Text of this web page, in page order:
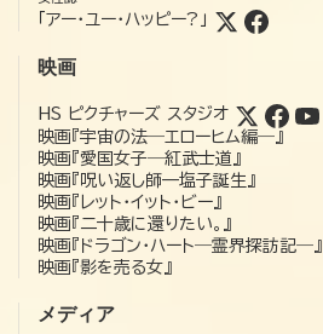
「アー・ユー・ハッピー?」
映画
HS ピクチャーズ スタジオ
映画『宇宙の法―エローヒム編―』
映画『愛国女子―紅武士道』
映画『呪い返し師—塩子誕生』
映画『レット・イット・ビー』
映画『二十歳に還りたい。』
映画『ドラゴン・ハート―霊界探訪記―』
映画『影を売る女』
メディア